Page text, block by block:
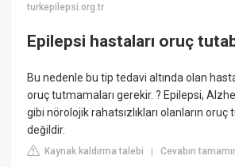
turkepilepsi.org.tr
Epilepsi hastaları oruç
Bu nedenle bu tip tedavi altında olan
oruç tutmamaları gerekir. ? Epilepsi,
gibi nörolojik rahatsızlıkları olanların oruç
değildir.
Kaynak kaldırma talebi |Cevabın